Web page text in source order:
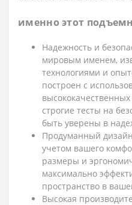
именно этот
Надежность и
мировым именем,
технологиями и
построен с
строгие тесты на
быть уверены в
Продуманный
учетом вашего
размеры и
максимально
пространство в
Высокая